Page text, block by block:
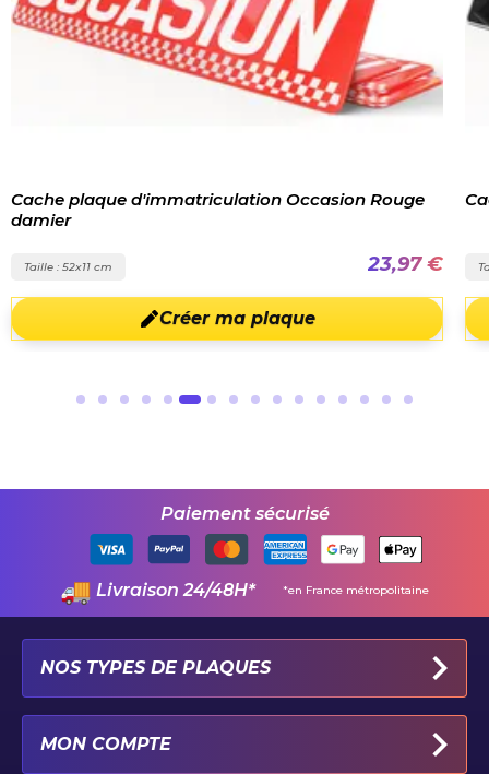
Cache plaque d'immatriculation Occasion Rouge
damier
Taille : 52x11 cm 23,97 €
Créer ma plaque
Paiement sécurisé
Livraison 24/48H* *en France métropolitaine
NOS TYPES DE PLAQUES
MON COMPTE